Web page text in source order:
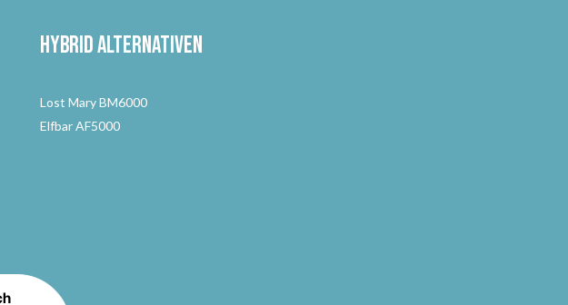
Hybrid Alternativen
Lost Mary BM6000
Elfbar AF5000